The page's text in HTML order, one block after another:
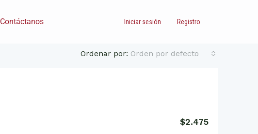
Contáctanos Iniciar sesión Registro
Ordenar por: Orden por defecto
$2.475